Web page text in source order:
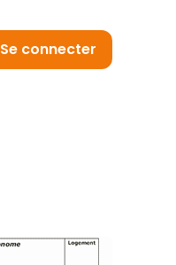
Se connecter